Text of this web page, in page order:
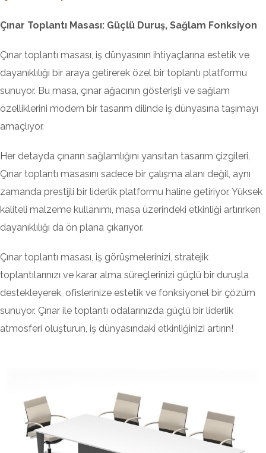
Çınar Toplantı Masası: Güçlü Duruş, Sağlam Fonksiyon
Çınar toplantı masası, iş dünyasının ihtiyaçlarına estetik ve
dayanıklılığı bir araya getirerek özel bir toplantı platformu
sunuyor. Bu masa, çınar ağacının gösterişli ve sağlam
özelliklerini modern bir tasarım dilinde iş dünyasına taşımayı
amaçlıyor.
Her detayda çınarın sağlamlığını yansıtan tasarım çizgileri,
Çınar toplantı masasını sadece bir çalışma alanı değil, aynı
zamanda prestijli bir liderlik platformu haline getiriyor. Yüksek
kaliteli malzeme kullanımı, masa üzerindeki etkinliği artırırken
dayanıklılığı da ön plana çıkarıyor.
Çınar toplantı masası, iş görüşmelerinizi, stratejik
toplantılarınızı ve karar alma süreçlerinizi güçlü bir duruşla
destekleyerek, ofislerinize estetik ve fonksiyonel bir çözüm
sunuyor. Çınar ile toplantı odalarınızda güçlü bir liderlik
atmosferi oluşturun, iş dünyasındaki etkinliğinizi artırın!